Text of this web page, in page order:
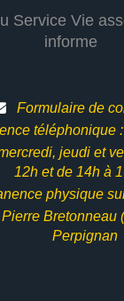
Service Vie
informe
Formulaire de
téléphonique
jeudi et
12h etde 14h à
physique
Bretonneau
Perpignan